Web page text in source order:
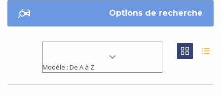
Options de recherche
Modèle : De A à Z